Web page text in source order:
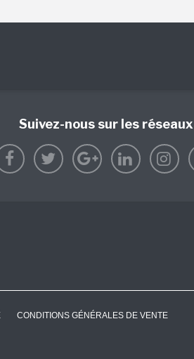
Suivez-nous sur les réseaux
CONDITIONS GÉNÉRALES DE VENTE